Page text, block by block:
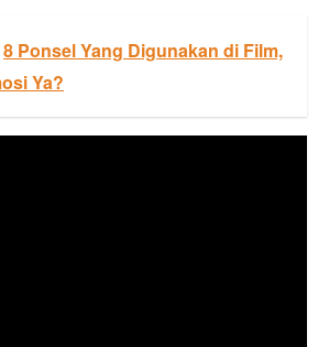
8 Ponsel Yang Digunakan di Film,
Ya?